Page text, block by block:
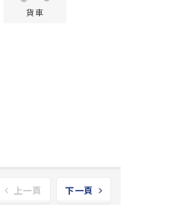
貨車
上一頁 下一頁